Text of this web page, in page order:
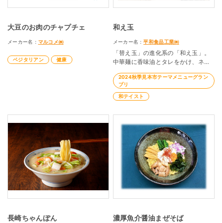
大豆のお肉のチャプチェ
メーカー名： マルコメ㈱
ベジタリアン 健康
和え玉
メーカー名：平和食品工業㈱
「替え玉」の進化系の「和え玉」。
中華麺に香味油とタレをかけ、ネギ
価値を付けた汁なし麺です。最近は
トッピングに凝った創作和え玉も増
えてきています。
2024秋季見本市テーマメニューグラン
プリ
和テイスト
長崎ちゃんぽん 濃厚魚介醤油まぜそば